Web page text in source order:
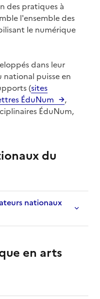
des pratiques à
l'ensemble des
le numérique
dans leur
puisse en
(sites
ÉduNum
,
ÉduNum,
du
nationaux
en arts